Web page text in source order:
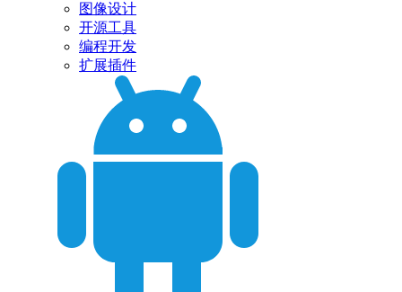
图像设计
开源工具
编程开发
扩展插件